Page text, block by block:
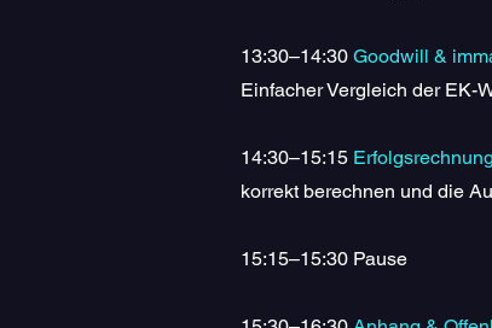
13:30–14:30 Goodwill &
Einfacher Vergleich der EK-
14:30–15:15
korrekt berechnen und die
15:15–15:30 Pause